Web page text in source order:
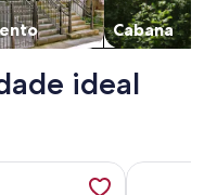
Cabana
ideal
Videiras Mais